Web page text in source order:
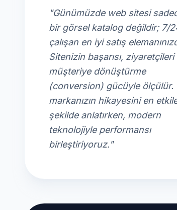
"Günümüzde web sitesi
bir görsel katalog değildir; 7/
çalışan en iyi satış
Sitenizin başarısı, ziyaretçileri
müşteriye dönüştürme
(conversion) gücüyle ölçülür.
markanızın hikayesini en
şekilde anlatırken, modern
teknolojiyle performansı
birleştiriyoruz."